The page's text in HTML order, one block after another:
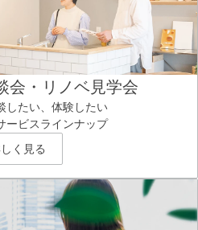
会・リノベ見学会
したい、体験したい
ービスラインナップ
く見る